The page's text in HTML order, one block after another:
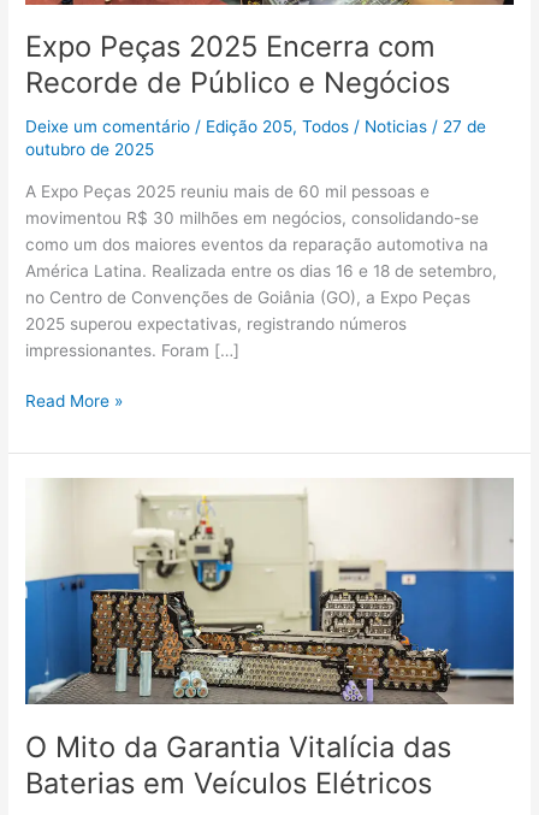
Expo Peças 2025 Encerra com
Recorde de Público e Negócios
Deixe um comentário / Edição 205,Todos / Noticias / 27 de
outubro de 2025
A Expo Peças 2025 reuniu mais de 60 mil pessoas e
movimentou R$ 30 milhões em negócios, consolidando-se
como um dos maiores eventos da reparação automotiva na
América Latina. Realizada entre os dias 16 e 18 de setembro,
no Centro de Convenções de Goiânia (GO), a Expo Peças
2025 superou expectativas, registrando números
impressionantes. Foram […]
Read More »
O Mito da Garantia Vitalícia das
Baterias em Veículos Elétricos
Garantia
Vitalícia
em
Veículos